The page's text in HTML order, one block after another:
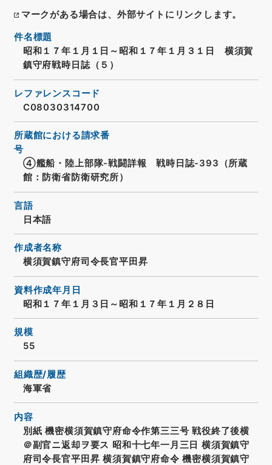
マークがある場合は、外部サイトにリンクします。
件名標題
昭和１７年１月１日～昭和１７年１月３１日 横須賀
鎮守府戦時日誌（５）
レファレンスコード
C08030314700
所蔵館における請求番
号
④艦船・陸上部隊-戦闘詳報 戦時日誌-393（所蔵
館：防衛省防衛研究所）
言語
日本語
作成者名称
横須賀鎮守府司令長官平田昇
資料作成年月日
昭和１７年１月３日～昭和１７年１月２８日
規模
55
組織歴/履歴
海軍省
内容
別紙 機密横須賀鎮守府命令作第三三号 戦役終了後横
＠副官ニ返却ヲ要ス 昭和十七年一月三日 横須賀鎮守
府司令長官平田昇 横須賀鎮守府命令 機密横須賀鎮守